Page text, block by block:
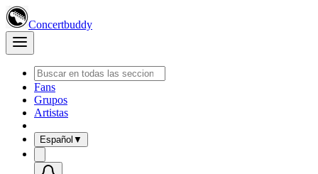
Concertbuddy
Fans
Grupos
Artistas
Español ▼